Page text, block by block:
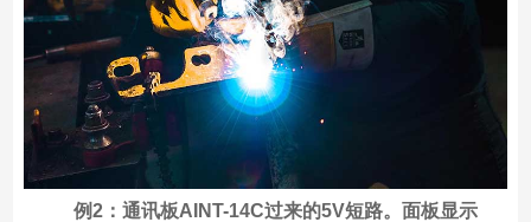
例2：通讯板AINT-14C过来的5V短路。面板显示